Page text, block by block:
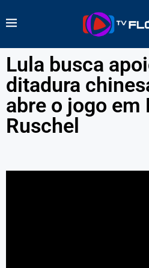
Lula busca
ditadura
abre o jogo em
Ruschel